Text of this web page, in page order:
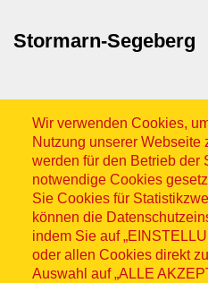
Stormarn-Segeberg
Wir verwenden Cookies,
Nutzung unserer Webseite
werden für den Betrieb der
notwendige Cookies
Sie Cookies für
können die
indem Sie auf
oder allen Cookies direkt
Auswahl auf „ALLE
Sitemap